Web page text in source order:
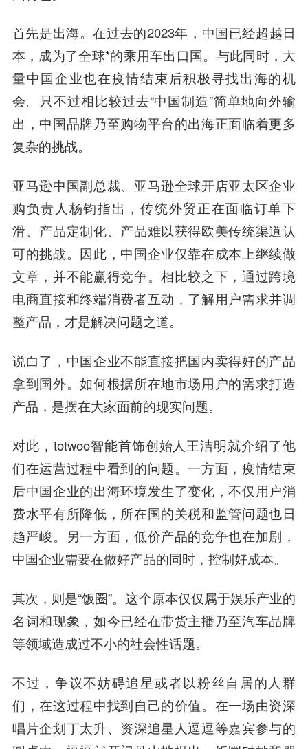
首先是出海。在过去的2023年，中国已经超越日
本，成为了全球*的乘用车出口国。与此同时，大
量中国企业也在疫情结束后积极寻找出海的机
会。只不过相比较过去“中国制造”简单地向外输
出，中国品牌乃至购物平台的出海正面临着更多
复杂的挑战。
亚马逊中国副总裁、亚马逊全球开店亚太区企业
购负责人杨钧指出，传统外贸正在面临订单下
滑、产品定制化、产品难以获得欧美传统渠道认
可的挑战。因此，中国企业仅靠在成本上继续做
文章，并不能赢得竞争。相比较之下，通过跨境
电商直接和终端消费者互动，了解用户需求并调
整产品，才是解决问题之道。
说白了，中国企业不能直接把国内卖得好的产品
拿到国外。如何根据所在地市场用户的需求打造
产品，是摆在大家面前的现实问题。
对此，totwoo智能首饰创始人王洁明就介绍了他
们在运营过程中看到的问题。一方面，疫情结束
后中国企业的出海环境发生了变化，不仅用户消
费水平有所降低，所在国的关税和监管问题也日
趋严峻。另一方面，低价产品的竞争也在加剧，
中国企业需要在做好产品的同时，控制好成本。
其次，则是“饭圈”。这个原本仅仅属于娱乐产业的
名词和现象，如今已经在带货主播乃至汽车品牌
等领域造成过不小的社会性话题。
不过，争议不妨碍追星或者以粉丝自居的人群
们，在这过程中找到自己的价值。在一场由资深
唱片企划丁太升、资深追星人逗逗等嘉宾参与的